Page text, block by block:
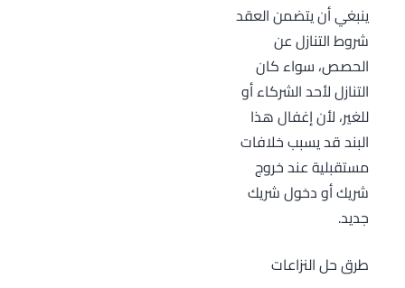
ينبغي أن يتضمن العقد
شروط التنازل عن
الحصص، سواء كان
التنازل لأحد الشركاء أو
للغير، لأن إغفال هذا
البند قد يسبب خلافات
مستقبلية عند خروج
شريك أو دخول شريك
جديد.
طرق حل النزاعات